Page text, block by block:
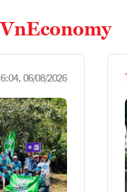
VnEconomy
16:04, 06/08/2026